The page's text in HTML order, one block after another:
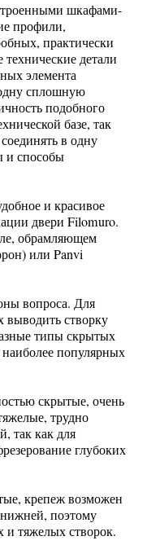
шкафами-
профили,
практически
детали
элемента
сплошную
подобного
базе, так
в одну
и способы
и красивое
двери Filomuro.
обрамляющем
или Panvi
вопроса. Для
выводить створку
типы скрытых
популярных
скрытые, очень
трудно
так как для
глубоких
крепеж возможен
поэтому
и тяжелых створок.